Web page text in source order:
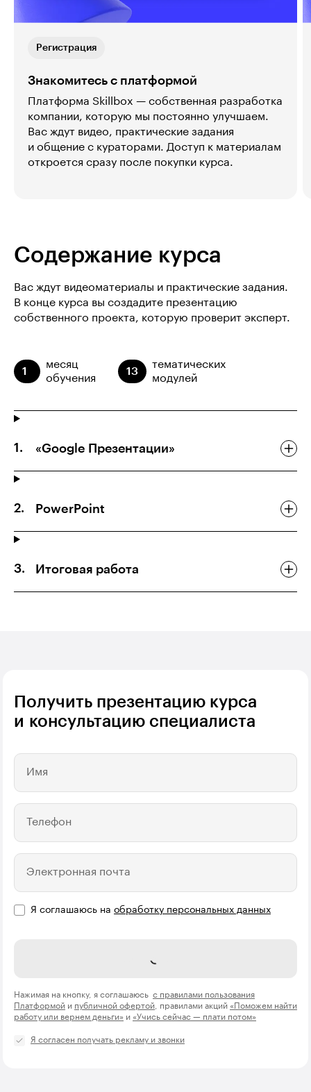
Регистрация
Знакомитесь с платформой
Платформа Skillbox — собственная разработка
компании, которую мы постоянно улучшаем.
Вас ждут видео, практические задания
и общение с кураторами. Доступ к материалам
откроется сразу после покупки курса.
Содержание курса
Вас ждут видеоматериалы и практические задания.
В конце курса вы создадите презентацию
собственного проекта, которую проверит эксперт.
1
месяц
обучения
13
тематических
модулей
«Google Презентации»
PowerPoint
Итоговая работа
Получить презентацию курса
и консультацию специалиста
Имя
Телефон
Электронная почта
Я соглашаюсь на обработку персональных данных
Отправить
Нажимая на кнопку, я соглашаюсь с правилами пользования
Платформой и публичной офертой , правилами акций «Поможем найти
работу или вернем деньги» и «Учись сейчас — плати потом»
Я согласен получать рекламу и звонки